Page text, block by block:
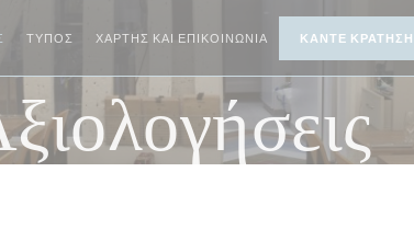
ΤΎΠΟΣ ΧΆΡΤΗΣ ΚΑΙ ΕΠΙΚΟΙΝΩΝΊΑ ΚΆΝΤΕ